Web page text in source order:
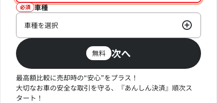
必須 車種
車種を選択
無料 次へ
最高額比較に売却時の“安心”をプラス！
大切なお車の安全な取引を守る、『あんしん決済』順次ス
タート！